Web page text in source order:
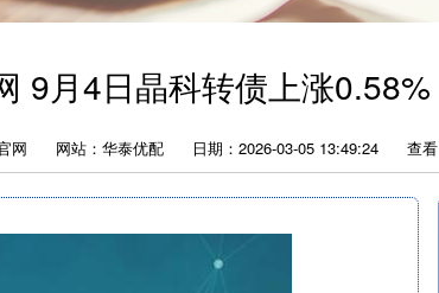
9月4日晶科转债上涨
网 网站：华泰优配 日期：2026-03-05 13:49:24 查